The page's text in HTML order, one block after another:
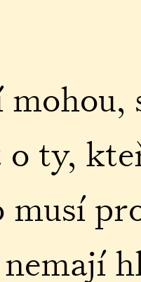
ty,
musí